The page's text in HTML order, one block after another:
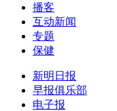
播客
互动新闻
专题
保健
新明日报
早报俱乐部
电子报